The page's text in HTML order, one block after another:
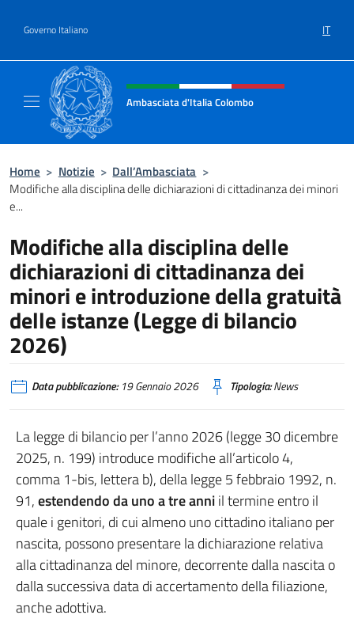
Governo Italiano IT
Intestazione sito, social e menù
Ambasciata d'Italia Colombo
Home > Notizie > Dall’Ambasciata >
Modifiche alla disciplina delle dichiarazioni di cittadinanza dei minori
e...
Modifiche alla disciplina delle
dichiarazioni di cittadinanza dei
minori e introduzione della gratuità
delle istanze (Legge di bilancio
2026)
Data pubblicazione:19 Gennaio 2026 Tipologia:News
La legge di bilancio per l’anno 2026 (legge 30 dicembre
2025, n. 199) introduce modifiche all’articolo 4,
comma 1-bis, lettera b), della legge 5 febbraio 1992, n.
91,estendendo da uno atre anniil termine entro il
quale i genitori, di cui almeno uno cittadino italiano per
nascita, possono presentare la dichiarazione relativa
alla cittadinanza del minore, decorrente dalla nascita o
dalla successiva data di accertamento della filiazione,
anche adottiva.